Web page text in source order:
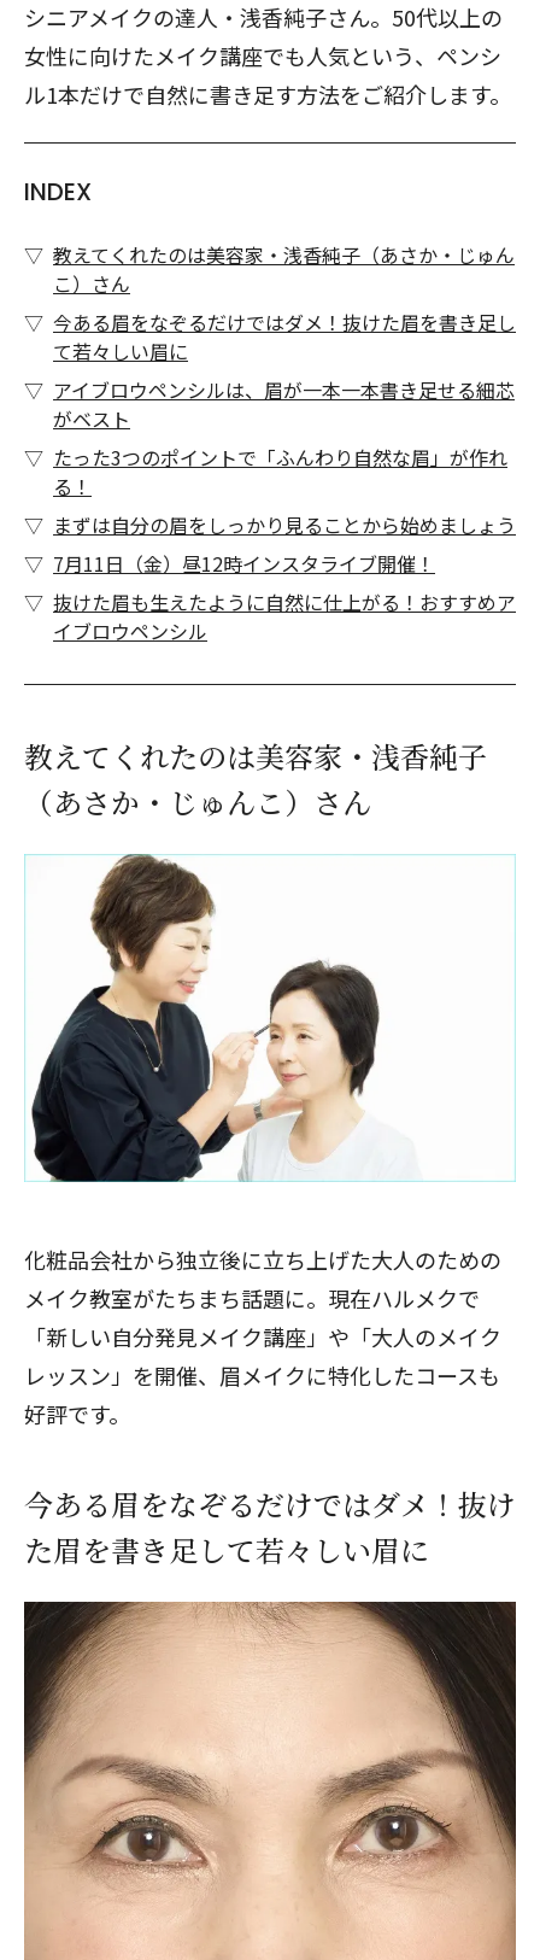
シニアメイクの達人・浅香純子さん。50代以上の
女性に向けたメイク講座でも人気という、ペンシ
ル1本だけで自然に書き足す方法をご紹介します。
INDEX
教えてくれたのは美容家・浅香純子（あさか・じゅん
こ）さん
今ある眉をなぞるだけではダメ！抜けた眉を書き足し
て若々しい眉に
アイブロウペンシルは、眉が一本一本書き足せる細芯
がベスト
たった3つのポイントで「ふんわり自然な眉」が作れ
る！
まずは自分の眉をしっかり見ることから始めましょう
7月11日（金）昼12時インスタライブ開催！
抜けた眉も生えたように自然に仕上がる！おすすめア
イブロウペンシル
教えてくれたのは美容家・浅香純子
（あさか・じゅんこ）さん
化粧品会社から独立後に立ち上げた大人のための
メイク教室がたちまち話題に。現在ハルメクで
「新しい自分発見メイク講座」や「大人のメイク
レッスン」を開催、眉メイクに特化したコースも
好評です。
今ある眉をなぞるだけではダメ！抜け
た眉を書き足して若々しい眉に